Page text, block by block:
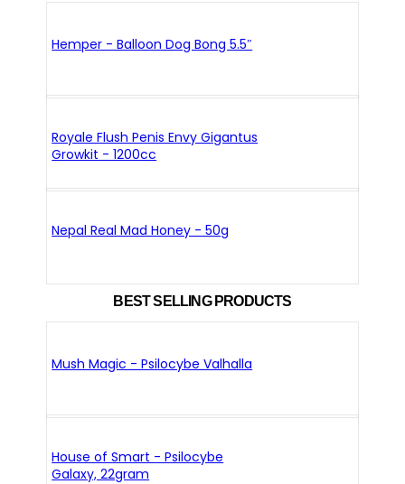
Hemper - Balloon Dog Bong 5.5″
Royale Flush Penis Envy Gigantus
Growkit - 1200cc
Nepal Real Mad Honey - 50g
BEST SELLING PRODUCTS
Mush Magic - Psilocybe Valhalla
House of Smart - Psilocybe
Galaxy, 22gram